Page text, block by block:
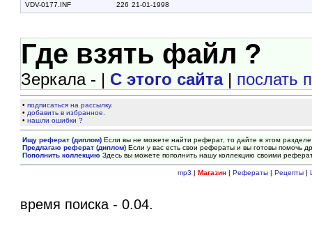
VDV-0177.INF
226 21-01-1998
Где взять файл ?
Зеркала - | С этого сайта| послать
•подписаться на рассылку.
• добавить в избранное.
•нашли ошибки ?
Ищу реферат (диплом) Если вы не можете найти реферат, то дайте в этом
Предлагаю реферат (диплом) Если у вас есть свои рефераты и вы готовы помочь
Пополнить коллекцию Здесь вы можете пополнить нашу коллекцию своими
mp3 | Магазин| Рефераты| Рецепты|
время поиска - 0.04.